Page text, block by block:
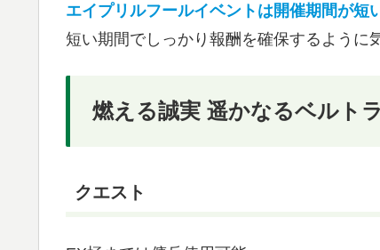
エイプリルフールイベントは開催期間が短
短い期間でしっかり報酬を確保するように
燃える誠実 遥かなるベルト
クエスト